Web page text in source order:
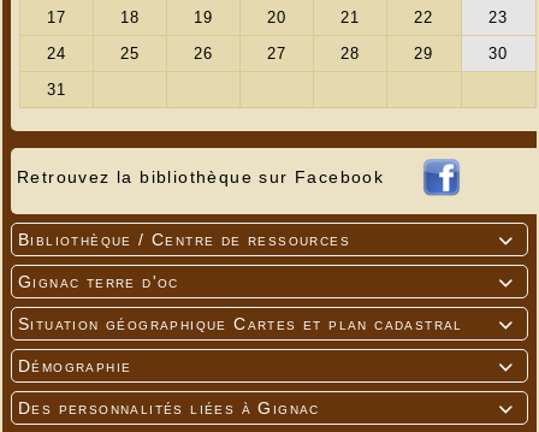
Retrouvez la bibliothèque sur Facebook

Bibliothèque / Centre de ressources

Gignac terre d'oc

Situation géographique Cartes et plan cadastral

Démographie

Des personnalités liées à Gignac